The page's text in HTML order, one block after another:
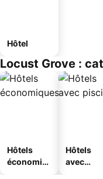
Hôtel
Locust Grove :
Hôtels
économiq
Hôtels
avec